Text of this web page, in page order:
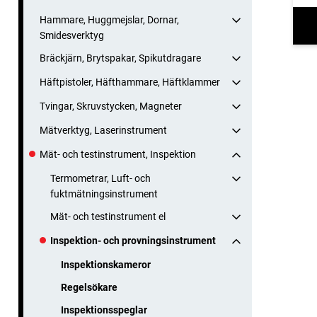
Hammare, Huggmejslar, Dornar,
Smidesverktyg
Bräckjärn, Brytspakar, Spikutdragare
Häftpistoler, Häfthammare, Häftklammer
Tvingar, Skruvstycken, Magneter
Mätverktyg, Laserinstrument
Mät- och testinstrument, Inspektion
Termometrar, Luft- och
fuktmätningsinstrument
Mät- och testinstrument el
Inspektion- och provningsinstrument
Inspektionskameror
Regelsökare
Inspektionsspeglar